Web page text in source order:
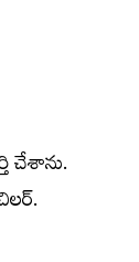
చేశాను.